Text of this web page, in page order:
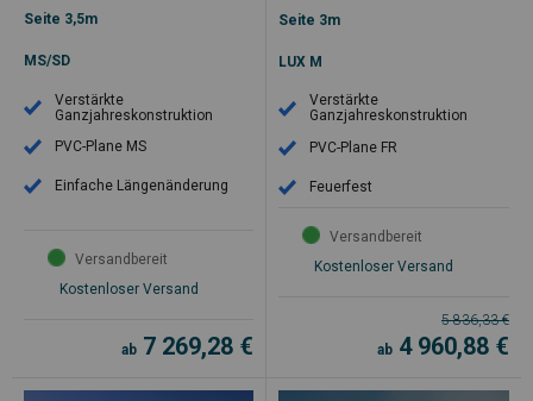
Seite 3,5m
MS/SD
Verstärkte
Ganzjahreskonstruktion
PVC-Plane MS
Einfache Längenänderung
Versandbereit
Kostenloser Versand
ab 7 269,28 €
Seite 3m
LUX M
Verstärkte
Ganzjahreskonstruktion
PVC-Plane FR
Feuerfest
Versandbereit
Kostenloser Versand
5 836,33€
ab 4 960,88 €